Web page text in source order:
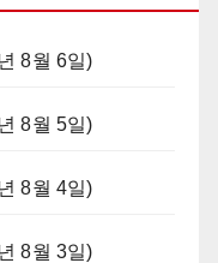
8월 6일)
8월 5일)
8월 4일)
8월 3일)